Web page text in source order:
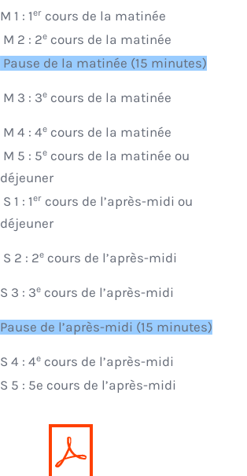
M 1 : 1er cours de la matinée
M 2 : 2e cours de la matinée
Pause de la matinée (15 minutes)
M 3 : 3e cours de la matinée
M 4 : 4e cours de la matinée
M 5 : 5e cours de la matinée ou
déjeuner
S 1 : 1er cours de l’après-midi ou
déjeuner
S 2 : 2e cours de l’après-midi
S 3 : 3e cours de l’après-midi
Pause de l’après-midi (15 minutes)
S 4 : 4e cours de l’après-midi
S 5 : 5e cours de l’après-midi